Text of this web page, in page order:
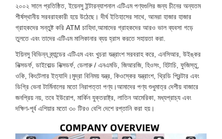
২০০২ সালে প্রতিষ্ঠিত, ইয়েনসু ইন্টারন্যাশনাল এটিএম পণ্যগুলির জন্য চীনের অন্যতম
শীর্ষস্থানীয় সরবরাহকারী হয়ে উঠেছে। দীর্ঘ ইতিহাসের সাথে, আমরা হাজার হাজার
গ্রাহকদের সন্তুষ্ট করি ATM চাহিদা,আমাদের গ্রাহকদের আরও ভাল ব্যবসা গড়ে
তুলতে এবং তাদের এটিএম মালিকানার ব্যয় হ্রাস করতে সহায়তা করা.
ইয়িনসু বিভিন্ন ব্র্যান্ডের এটিএম এবং খুচরা যন্ত্রাংশ সরবরাহ করে, এনসিআর, উইঙ্কর
নিক্সডর্ফ, ডাইবোল্ড নিক্সডর্ফ, ডেলারু / এনএমডি, জিআরজি, হিওসং, হিটাচি, ফুজিস্তু,
ওকি, কিংটেলার ইত্যাদি।মুদ্রা বিনিময় যন্ত্র, কিওস্কের যন্ত্রাংশ, থ্রিডি প্রিন্টার এবং
ডিগ্রি ভেনা টার্মিনালের মতো নিরাপত্তা পণ্য।আমাদের পণ্য শুধুমাত্র দেশীয় বাজারে
জনপ্রিয় নয়, তবে ইউরোপ, মার্কিন যুক্তরাষ্ট্র, লাতিন আমেরিকা, মধ্যপ্রাচ্য এবং
দক্ষিণ-পূর্ব এশিয়ার মতো ৩০ টিরও বেশি দেশে রপ্তানি করা হয়।